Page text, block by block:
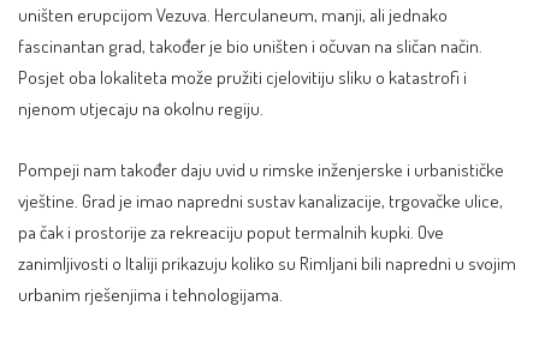
uništen erupcijom Vezuva. Herculaneum, manji, ali jednako
fascinantan grad, također je bio uništen i očuvan na sličan način.
Posjet oba lokaliteta može pružiti cjelovitiju sliku o katastrofi i
njenom utjecaju na okolnu regiju.
Pompeji nam također daju uvid u rimske inženjerske i urbanističke
vještine. Grad je imao napredni sustav kanalizacije, trgovačke ulice,
pa čak i prostorije za rekreaciju poput termalnih kupki. Ove
zanimljivosti o Italiji prikazuju koliko su Rimljani bili napredni u svojim
urbanim rješenjima i tehnologijama.